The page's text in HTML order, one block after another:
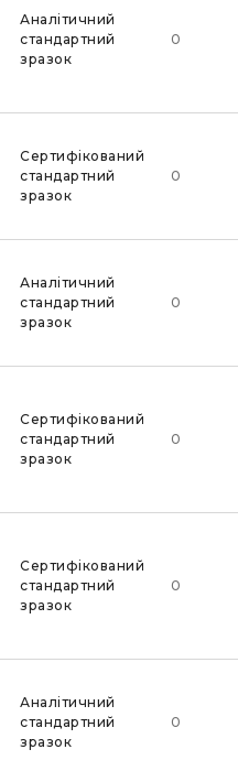
Аналітичний
стандартний
зразок
0
Сертифікований
стандартний
зразок
0
Аналітичний
стандартний
зразок
0
Сертифікований
стандартний
зразок
0
Сертифікований
стандартний
зразок
0
Аналітичний
стандартний
зразок
0